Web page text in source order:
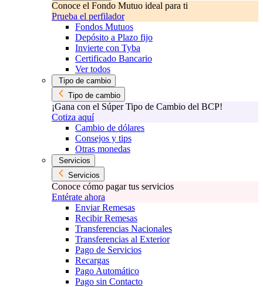
Conoce el Fondo Mutuo ideal para ti
Prueba el perfilador
Fondos Mutuos
Depósito a Plazo fijo
Invierte con Tyba
Certificado Bancario
Ver todos
Tipo de cambio
Tipo de cambio
¡Gana con el Súper Tipo de Cambio del BCP!
Cotiza aquí
Cambio de dólares
Consejos y tips
Otras monedas
Servicios
Servicios
Conoce cómo pagar tus servicios
Entérate ahora
Enviar Remesas
Recibir Remesas
Transferencias Nacionales
Transferencias al Exterior
Pago de Servicios
Recargas
Pago Automático
Pago sin Contacto